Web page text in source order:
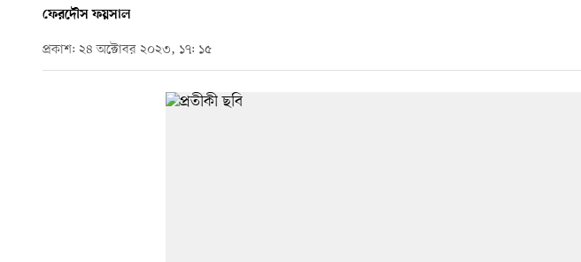
ফেরদৌস ফয়সাল
প্রকাশ: ২৪ অক্টোবর ২০২৩, ১৭: ১৫